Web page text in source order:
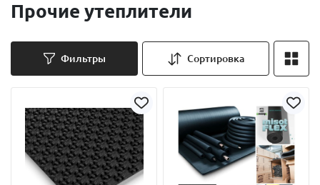
Прочие утеплители
Фильтры Сортировка